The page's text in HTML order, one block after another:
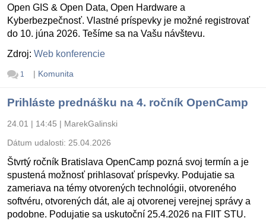
Open GIS & Open Data, Open Hardware a
Kyberbezpečnosť. Vlastné príspevky je možné registrovať
do 10. júna 2026. Tešíme sa na Vašu návštevu.
Zdroj: Web konferencie
1 | Komunita
Prihláste prednášku na 4. ročník OpenCamp
24.01 | 14:45 | MarekGalinski
Dátum udalosti: 25.04.2026
Štvrtý ročník Bratislava OpenCamp pozná svoj termín a je
spustená možnosť prihlasovať príspevky. Podujatie sa
zameriava na témy otvorených technológii, otvoreného
softvéru, otvorených dát, ale aj otvorenej verejnej správy a
podobne. Podujatie sa uskutoční 25.4.2026 na FIIT STU.